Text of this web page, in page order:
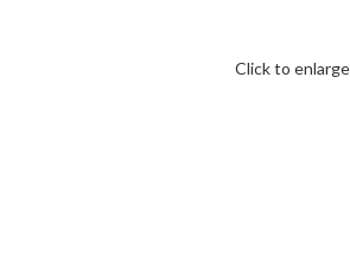
Click to enlarge